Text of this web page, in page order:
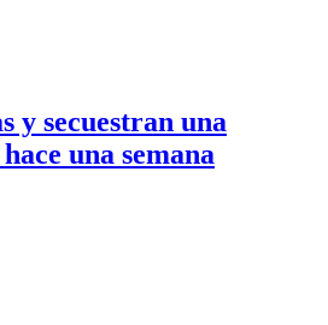
y secuestran una
una semana